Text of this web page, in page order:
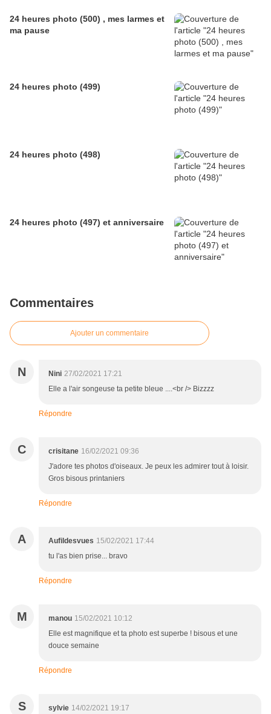
24 heures photo (500) , mes larmes et
ma pause
24 heures photo (499)
24 heures photo (498)
24 heures photo (497) et anniversaire
Commentaires
Ajouter un commentaire
N Nini 27/02/2021 17:21
Elle a l'air songeuse ta petite bleue ....<br /> Bizzzz
Répondre
C crisitane 16/02/2021 09:36
J'adore tes photos d'oiseaux. Je peux les admirer tout à loisir.
Gros bisous printaniers
Répondre
A Aufildesvues 15/02/2021 17:44
tu l'as bien prise... bravo
Répondre
M manou 15/02/2021 10:12
Elle est magnifique et ta photo est superbe ! bisous et une
douce semaine
Répondre
S sylvie 14/02/2021 19:17